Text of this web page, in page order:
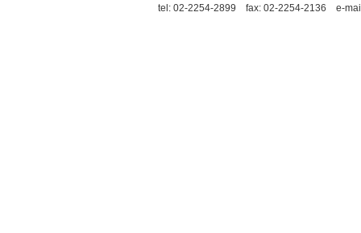
tel: 02-2254-2899 fax: 02-2254-2136 e-